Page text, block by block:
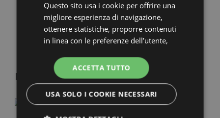
PERSONALIZZA LA TUA DOCCIA
SU MISURA
CONFIGURA
Scheda di Manutenzione
Guarnizioni e Profili
INSTALLAZIONI
ENGLISH
GERMAN
Questo sito usa i cookie per offrire una
migliore esperienza di navigazione,
ottenere statistiche, proporre contenuti
in linea con le preferenze dell’utente,
pubblicitari (advertising) e profilazione
nostri e di terze parti e per consentire
l’interazione con i social. Cliccando su
“Accetta tutti i cookie” si acconsente
ACCETTA TUTTO
USA SOLO I COOKIE NECESSARI